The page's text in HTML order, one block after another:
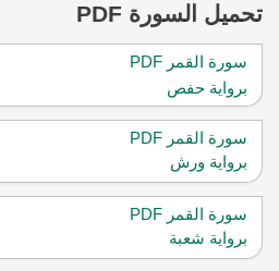
تحميل السورة PDF
سورة القمر PDF
برواية حفص
سورة القمر PDF
برواية ورش
سورة القمر PDF
برواية شعبة